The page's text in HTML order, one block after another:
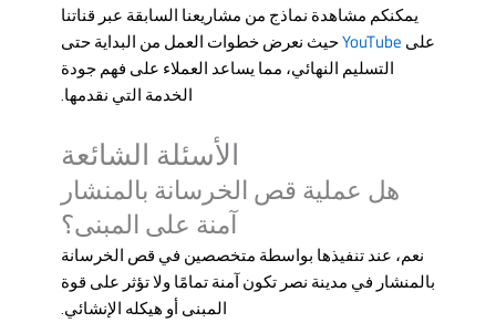
يمكنكم مشاهدة نماذج من مشاريعنا السابقة عبر قناتنا
على YouTubeحيث نعرض خطوات العمل من البداية حتى
التسليم النهائي، مما يساعد العملاء على فهم جودة
الخدمة التي نقدمها.
الأسئلة الشائعة
هل عملية قص الخرسانة بالمنشار
آمنة على المبنى؟
نعم، عند تنفيذها بواسطة متخصصين في قص الخرسانة
بالمنشار في مدينة نصر تكون آمنة تمامًا ولا تؤثر على قوة
المبنى أو هيكله الإنشائي.